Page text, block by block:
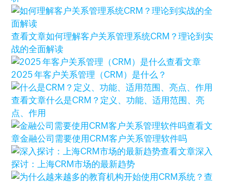
查看文章如何理解客户关系管理系统CRM？理论到实
战的全面解读
查看文章
2025 年客户关系管理（CRM）是什么？
查看文章什么是CRM？定义、功能、适用范围、亮
点、作用
查看文
章金融公司需要使用CRM客户关系管理软件吗
查看文章深入
探讨：上海CRM市场的最新趋势
查